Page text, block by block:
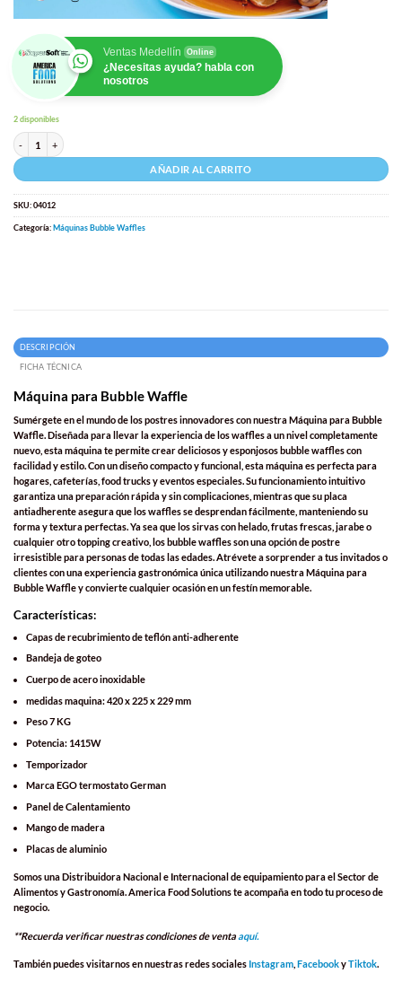
Ventas Medellín Online
¿Necesitas ayuda? habla con
nosotros
2 disponibles
TechWaffle Máquina para Bubble Waffle Modelo: TW-6-2 cantidad
AÑADIR AL CARRITO
SKU:04012
Categoría:Máquinas Bubble Waffles
DESCRIPCIÓN
FICHA TÉCNICA
Máquina para Bubble Waffle
Sumérgete en el mundo de los postres innovadores con nuestraMáquina para Bubble
Waffle.Diseñada para llevar la experiencia de los waffles a un nivel completamente
nuevo, esta máquina te permite crear deliciosos y esponjosos bubble waffles con
facilidad y estilo. Con un diseño compacto y funcional, esta máquina es perfecta para
hogares, cafeterías, food trucks y eventos especiales. Su funcionamiento intuitivo
garantiza una preparación rápida y sin complicaciones, mientras que su placa
antiadherente asegura que los waffles se desprendan fácilmente, manteniendo su
forma y textura perfectas. Ya sea que los sirvas con helado, frutas frescas, jarabe o
cualquier otro topping creativo, los bubble waffles son una opción de postre
irresistible para personas de todas las edades. Atrévete a sorprender a tus invitados o
clientes con una experiencia gastronómica única utilizando nuestra Máquina para
Bubble Waffle y convierte cualquier ocasión en un festín memorable.
Características:
Capas de recubrimiento de teflón anti-adherente
Bandeja de goteo
Cuerpo de acero inoxidable
medidas maquina: 420 x 225 x 229 mm
Peso 7 KG
Potencia: 1415W
Temporizador
Marca EGO termostato German
Panel de Calentamiento
Mango de madera
Placas de aluminio
Somos unaDistribuidora Nacional e Internacional de equipamiento para el Sector de
Alimentos y Gastronomía.America Food Solutionste acompaña en todo tu proceso de
negocio.
**Recuerda verificar nuestras condiciones de ventaaquí.
También puedes visitarnos en nuestras redes sociales Instagram FacebookyTiktok.